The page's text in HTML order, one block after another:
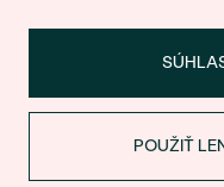
POUŽIŤ